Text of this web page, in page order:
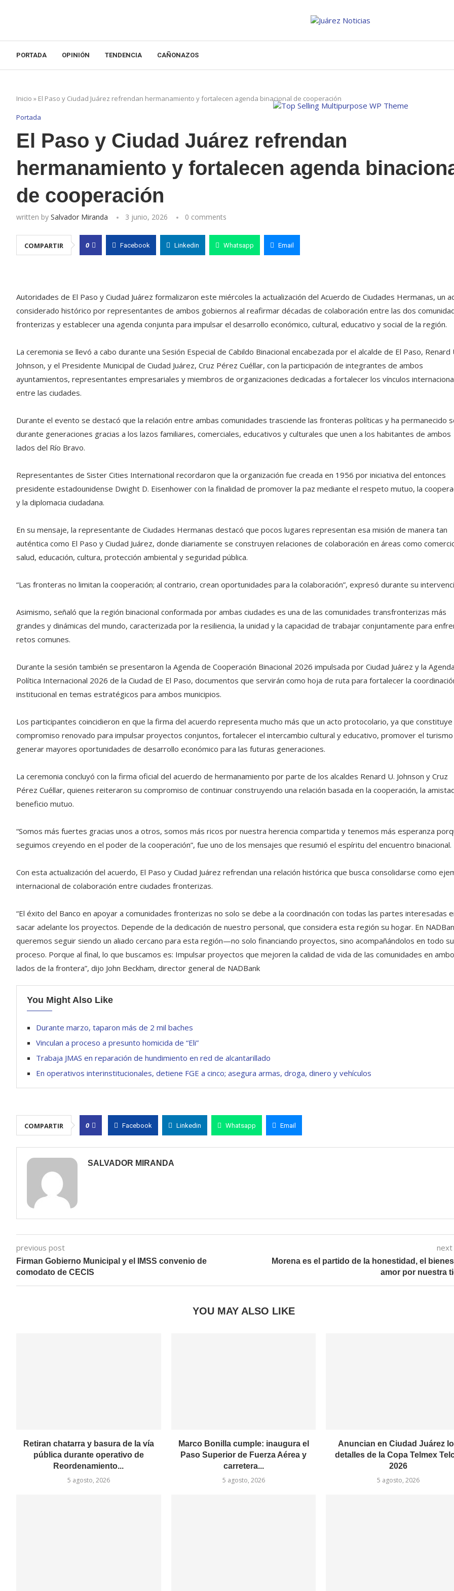
PORTADA OPINIÓN TENDENCIA CAÑONAZOS
Inicio » El Paso y Ciudad Juárez refrendan hermanamiento y fortalecen agenda binacional de cooperación
Portada
El Paso y Ciudad Juárez refrendan
hermanamiento y fortalecen agenda
de cooperación
written by Salvador Miranda 3 junio, 2026 0 comments
COMPARTIR 0 Facebook Linkedin Whatsapp Email
Autoridades de El Paso y Ciudad Juárez formalizaron este miércoles la actualización del Acuerdo de Ciudades Hermanas, un
considerado histórico por representantes de ambos gobiernos al reafirmar décadas de colaboración entre las dos
fronterizas y establecer una agenda conjunta para impulsar el desarrollo económico, cultural, educativo y social de la región.
La ceremonia se llevó a cabo durante una Sesión Especial de Cabildo Binacional encabezada por el alcalde de El Paso, Renard
Johnson, y el Presidente Municipal de Ciudad Juárez, Cruz Pérez Cuéllar, con la participación de integrantes de ambos
ayuntamientos, representantes empresariales y miembros de organizaciones dedicadas a fortalecer los vínculos
entre las ciudades.
Durante el evento se destacó que la relación entre ambas comunidades trasciende las fronteras políticas y ha permanecido
durante generaciones gracias a los lazos familiares, comerciales, educativos y culturales que unen a los habitantes de ambos
lados del Río Bravo.
Representantes de Sister Cities International recordaron que la organización fue creada en 1956 por iniciativa del entonces
presidente estadounidense Dwight D. Eisenhower con la finalidad de promover la paz mediante el respeto mutuo, la
y la diplomacia ciudadana.
En su mensaje, la representante de Ciudades Hermanas destacó que pocos lugares representan esa misión de manera tan
auténtica como El Paso y Ciudad Juárez, donde diariamente se construyen relaciones de colaboración en áreas como
salud, educación, cultura, protección ambiental y seguridad pública.
“Las fronteras no limitan la cooperación; al contrario, crean oportunidades para la colaboración”, expresó durante su
Asimismo, señaló que la región binacional conformada por ambas ciudades es una de las comunidades transfronterizas más
grandes y dinámicas del mundo, caracterizada por la resiliencia, la unidad y la capacidad de trabajar conjuntamente para
retos comunes.
Durante la sesión también se presentaron la Agenda de Cooperación Binacional 2026 impulsada por Ciudad Juárez y la
Política Internacional 2026 de la Ciudad de El Paso, documentos que servirán como hoja de ruta para fortalecer la
institucional en temas estratégicos para ambos municipios.
Los participantes coincidieron en que la firma del acuerdo representa mucho más que un acto protocolario, ya que constituye
compromiso renovado para impulsar proyectos conjuntos, fortalecer el intercambio cultural y educativo, promover el
generar mayores oportunidades de desarrollo económico para las futuras generaciones.
La ceremonia concluyó con la firma oficial del acuerdo de hermanamiento por parte de los alcaldes Renard U. Johnson y Cruz
Pérez Cuéllar, quienes reiteraron su compromiso de continuar construyendo una relación basada en la cooperación, la
beneficio mutuo.
“Somos más fuertes gracias unos a otros, somos más ricos por nuestra herencia compartida y tenemos más esperanza
seguimos creyendo en el poder de la cooperación”, fue uno de los mensajes que resumió el espíritu del encuentro binacional.
Con esta actualización del acuerdo, El Paso y Ciudad Juárez refrendan una relación histórica que busca consolidarse como
internacional de colaboración entre ciudades fronterizas.
“El éxito del Banco en apoyar a comunidades fronterizas no solo se debe a la coordinación con todas las partes interesadas
sacar adelante los proyectos. Depende de la dedicación de nuestro personal, que considera esta región su hogar. En
queremos seguir siendo un aliado cercano para esta región—no solo financiando proyectos, sino acompañándolos en todo su
proceso. Porque al final, lo que buscamos es: Impulsar proyectos que mejoren la calidad de vida de las comunidades en
lados de la frontera”, dijo John Beckham, director general de NADBank
You Might Also Like
Durante marzo, taparon más de 2 mil baches
Vinculan a proceso a presunto homicida de “Eli”
Trabaja JMAS en reparación de hundimiento en red de alcantarillado
En operativos interinstitucionales, detiene FGE a cinco; asegura armas, droga, dinero y vehículos
COMPARTIR 0 Facebook Linkedin Whatsapp Email
SALVADOR MIRANDA
previous post
Firman Gobierno Municipal y el IMSS convenio de
comodato de CECIS
Morena es el partido de la honestidad, el
amor por nuestra
YOU MAY ALSO LIKE
Retiran chatarra y basura de la vía
pública durante operativo de
Reordenamiento...
5 agosto, 2026
Marco Bonilla cumple: inaugura el
Paso Superior de Fuerza Aérea y
carretera...
5 agosto, 2026
Anuncian en Ciudad Juárez
detalles de la Copa Telmex
2026
5 agosto, 2026